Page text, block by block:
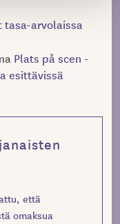
tasa-arvolaissa
Plats på scen -
esittävissä
että
omaksua